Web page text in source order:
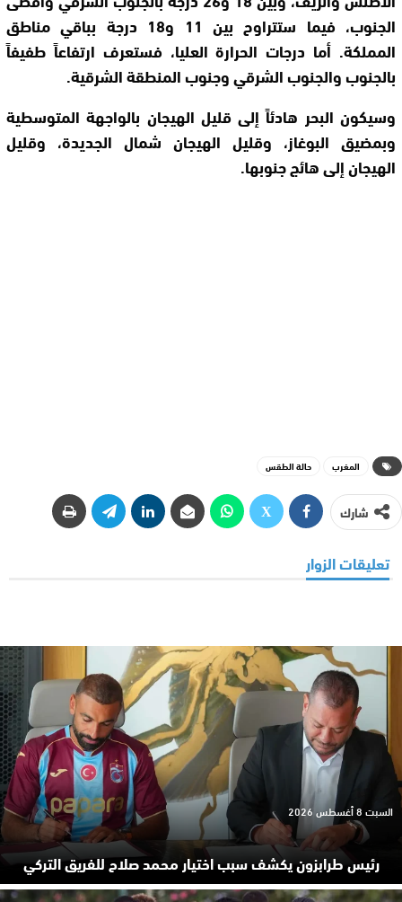
الجنوب، فيما ستتراوح بين 11 و18 درجة بباقي مناطق
المملكة. أما درجات الحرارة العليا، فستعرف ارتفاعاً طفيفاً
بالجنوب والجنوب الشرقي وجنوب المنطقة الشرقية.
وسيكون البحر هادئاً إلى قليل الهيجان بالواجهة المتوسطية
وبمضيق البوغاز، وقليل الهيجان شمال الجديدة، وقليل
الهيجان إلى هائج جنوبها.
المغرب حالة الطقس
شارك
تعليقات الزوار
رئيس طرابزون يكشف سبب اختيار محمد صلاح للفريق التركي
السبت 8 أغسطس 2026